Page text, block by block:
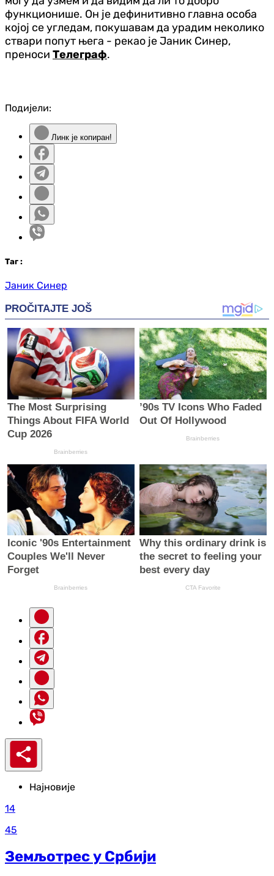
функционише. Он је дефинитивно главна особа
којој се угледам, покушавам да урадим неколико
ствари попут њега - рекао је Јаник Синер,
преноси Телеграф.
Подијели:
Линк је копиран!
Таг :
Јаник Синер
Најновије
14
45
Земљотрес у Србији